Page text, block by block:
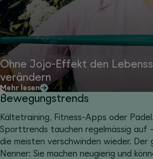
Ohne Jojo-Effekt den
verändern
Mehr lesen
Bewegungstrends
Kältetraining, Fitness-Apps oder
Sporttrends tauchen regelmässig auf
die meisten verschwinden wieder. Der
Nenner: Sie machen neugierig und